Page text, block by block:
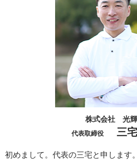
株式会社 光輝
代表取締役 三
初めまして。代表の三宅と申します。